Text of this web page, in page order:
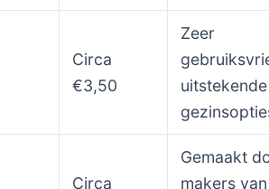
Circa
€3,50
Zeer
uitstekende
Circa
Gemaakt
makers van